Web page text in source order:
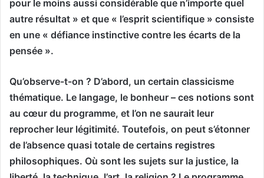
pour le moins aussi considérable que n’importe quel
autre résultat » et que « l’esprit scientifique » consiste
en une « défiance instinctive contre les écarts de la
pensée ».
Qu’observe-t-on ? D’abord, un certain classicisme
thématique. Le langage, le bonheur – ces notions sont
au cœur du programme, et l’on ne saurait leur
reprocher leur légitimité. Toutefois, on peut s’étonner
de l’absence quasi totale de certains registres
philosophiques. Où sont les sujets sur la justice, la